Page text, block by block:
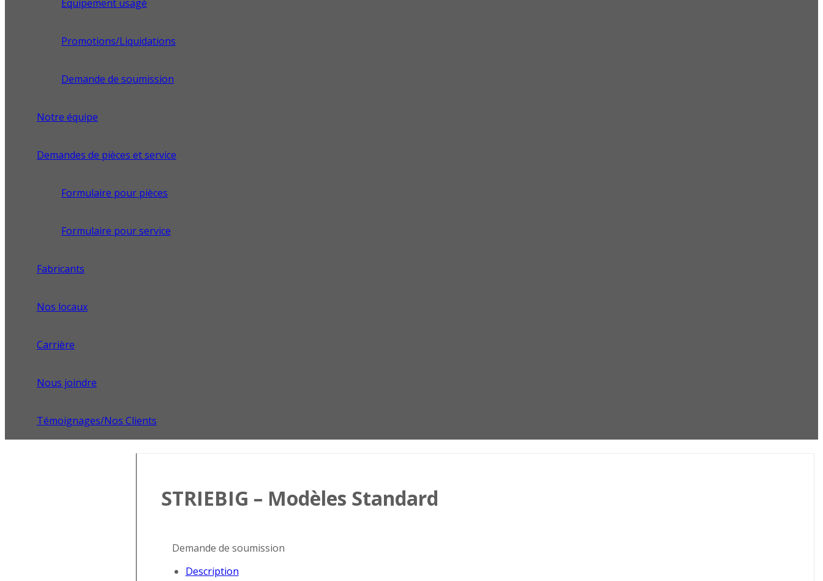
Équipement usagé
Promotions/Liquidations
Demande de soumission
Notre équipe
Demandes de pièces et service
Formulaire pour pièces
Formulaire pour service
Fabricants
Nos locaux
Carrière
Nous joindre
Témoignages/Nos Clients
STRIEBIG – Modèles Standard
Demande de soumission
Description